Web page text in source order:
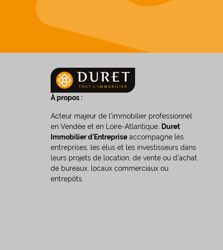
À propos :
Acteur majeur de l’immobilier professionnel
en Vendée et en Loire-Atlantique,
Duret
Immobilier d'Entreprise accompagne les
entreprises, les élus et les investisseurs dans
leurs projets de location, de vente ou d’achat
de bureaux, locaux commerciaux ou
entrepôts.